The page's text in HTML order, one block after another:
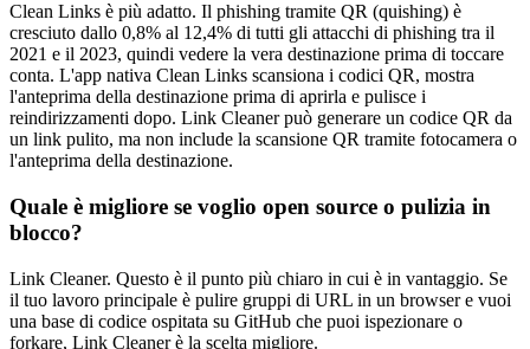
Clean Links è più adatto. Il phishing tramite QR (quishing) è
cresciuto dallo 0,8% al 12,4% di tutti gli attacchi di phishing tra il
2021 e il 2023, quindi vedere la vera destinazione prima di toccare
conta. L'app nativa Clean Links scansiona i codici QR, mostra
l'anteprima della destinazione prima di aprirla e pulisce i
reindirizzamenti dopo. Link Cleaner può generare un codice QR da
un link pulito, ma non include la scansione QR tramite fotocamera o
l'anteprima della destinazione.
Quale è migliore se voglio open source o pulizia in
blocco?
Link Cleaner. Questo è il punto più chiaro in cui è in vantaggio. Se
il tuo lavoro principale è pulire gruppi di URL in un browser e vuoi
una base di codice ospitata su GitHub che puoi ispezionare o
forkare, Link Cleaner è la scelta migliore.